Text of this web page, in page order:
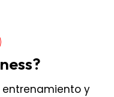
entrenamiento y